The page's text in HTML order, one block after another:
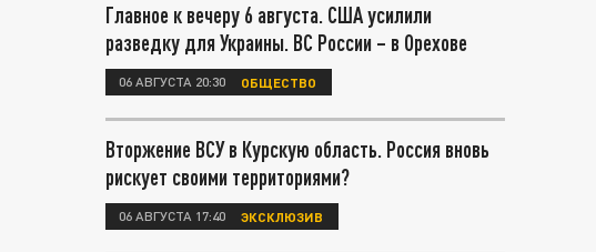
Главное к вечеру 6 августа. США усилили
разведку для Украины. ВС России – в Орехове
06 АВГУСТА 20:30 ОБЩЕСТВО
Вторжение ВСУ в Курскую область. Россия вновь
рискует своими территориями?
06 АВГУСТА 17:40 ЭКСКЛЮЗИВ